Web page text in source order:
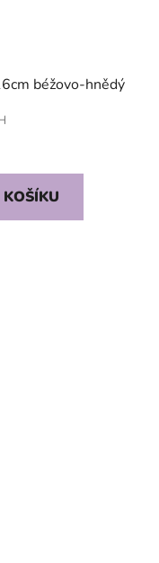
béžovo-hnědý